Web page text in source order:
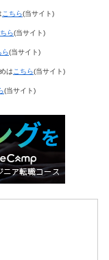
こちら(当サイト)
ら(当サイト)
ら(当サイト)
はこちら(当サイト)
(当サイト)